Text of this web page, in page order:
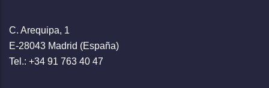
C. Arequipa, 1
E-28043 Madrid (España)
Tel.: +34 91 763 40 47